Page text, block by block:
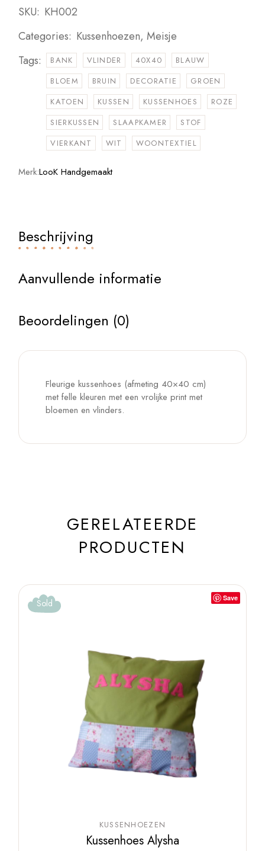
SKU: KH002
Categories: Kussenhoezen,Meisje
Tags:
BANK VLINDER 40X40
BLAUW
BLOEM
BRUIN DECORATIE
GROEN
KATOEN
KUSSEN KUSSENHOES
ROZE
SIERKUSSEN
SLAAPKAMER
STOF
VIERKANT
WIT WOONTEXTIEL
Merk:LooK Handgemaakt
Beschrijving
Aanvullende informatie
Beoordelingen (0)
Fleurige kussenhoes (afmeting 40×40 cm)
met felle kleuren met een vrolijke print met
bloemen en vlinders.
GERELATEERDE
PRODUCTEN
Save
Sold
KUSSENHOEZEN
Kussenhoes Alysha